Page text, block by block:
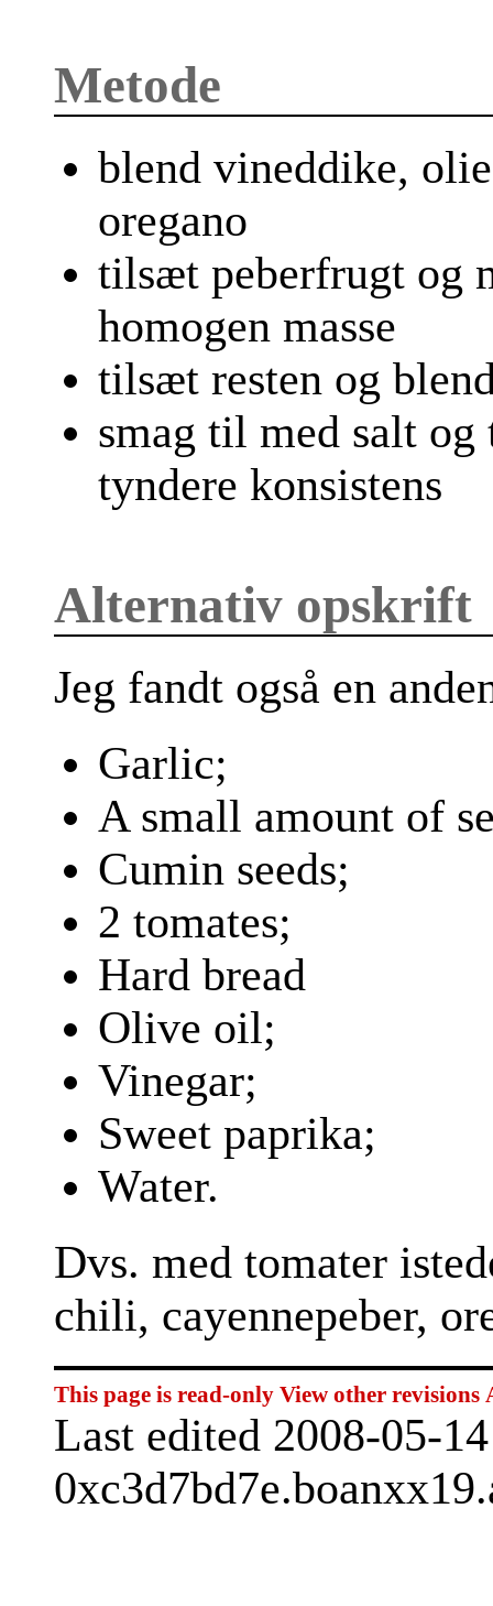
Metode
blend vineddike,
oregano
tilsæt peberfrugt og
homogen masse
tilsæt resten og
smag til med salt
tyndere konsistens
Alternativ opskrift
Jeg fandt også en
Garlic;
A small amount of
Cumin seeds;
2 tomates;
Hard bread
Olive oil;
Vinegar;
Sweet paprika;
Water.
Dvs. med tomater
chili, cayennepeber,
This page is read-only View other revisions
Last edited 2008-05-